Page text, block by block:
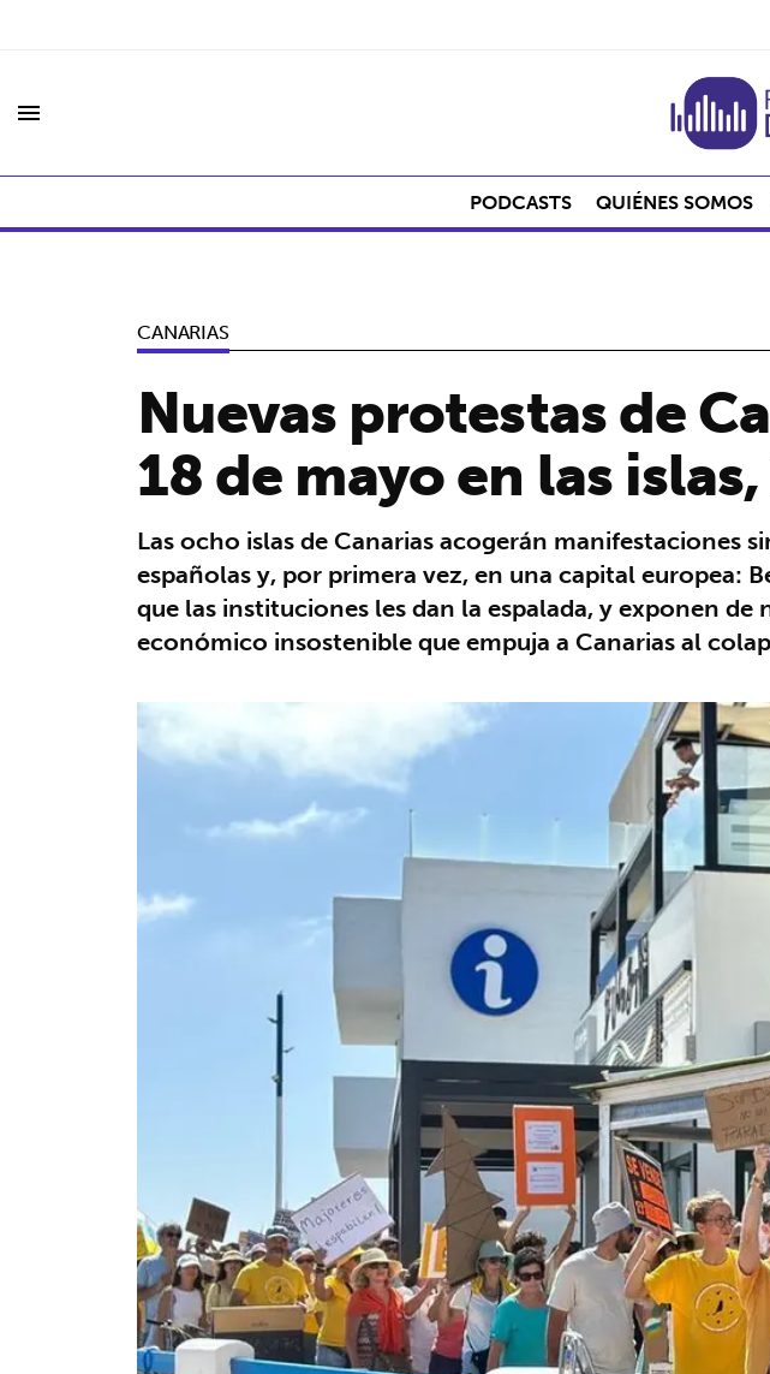
menu
PODCASTS QUIÉNES SOMOS
CANARIAS
Nuevas protestas de
18 de mayo en las
Las ocho islas de Canarias acogerán manifestaciones
españolas y, por primera vez, en una capital
que las instituciones les dan la espalada, y exponen
económico insostenible que empuja a Canarias al